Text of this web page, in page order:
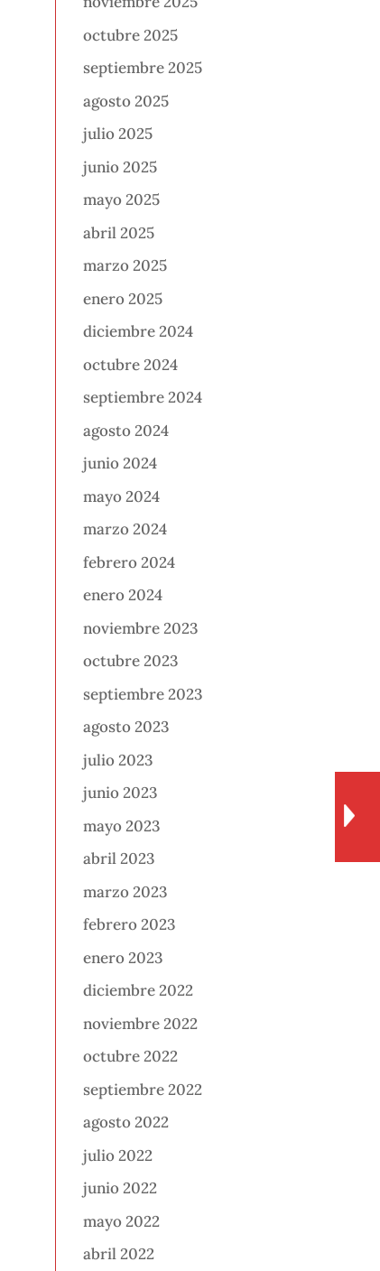
octubre 2025
septiembre 2025
agosto 2025
julio 2025
junio 2025
mayo 2025
abril 2025
marzo 2025
enero 2025
diciembre 2024
octubre 2024
septiembre 2024
agosto 2024
junio 2024
mayo 2024
marzo 2024
febrero 2024
enero 2024
noviembre 2023
octubre 2023
septiembre 2023
agosto 2023
julio 2023
junio 2023
mayo 2023
abril 2023
marzo 2023
febrero 2023
enero 2023
diciembre 2022
noviembre 2022
octubre 2022
septiembre 2022
agosto 2022
julio 2022
junio 2022
mayo 2022
abril 2022